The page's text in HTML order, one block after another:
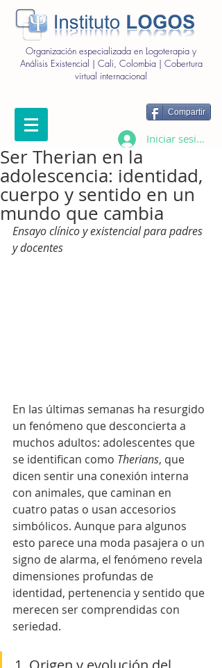
Organización especializada en Logoterapia y
Análisis Existencial | Cali, Colombia | Cobertura
virtual internacional
Compartir
Iniciar sesión
Ser Therian en la
adolescencia: identidad,
cuerpo y sentido en un
mundo que cambia
Ensayo clínico y existencial para padres
y docentes
En las últimas semanas ha resurgido
un fenómeno que desconcierta a
muchos adultos: adolescentes que
se identifican como Therians, que
dicen sentir una conexión interna
con animales, que caminan en
cuatro patas o usan accesorios
simbólicos. Aunque para algunos
esto parece una moda pasajera o un
signo de alarma, el fenómeno revela
dimensiones profundas de
identidad, pertenencia y sentido que
merecen ser comprendidas con
seriedad.